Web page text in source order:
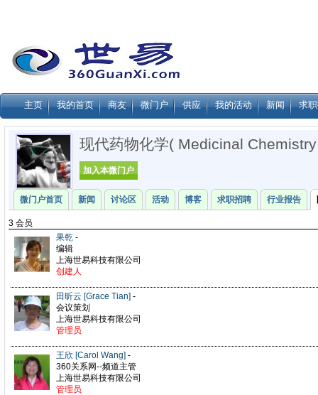
主页 我的首页 商友 微门户 供应 我的活动 新闻 求
现代药物化学( Medicinal
加入本微门户
微门户首页 新闻 讨论区 活动 博客 求职招聘 行业报告
3 会员
果乾 -
编辑
上海世易科技有限公司
创建人
田昕云 [Grace Tian] -
会议策划
上海世易科技有限公司
管理员
王欣 [Carol Wang] -
360关系网--频道主管
上海世易科技有限公司
管理员